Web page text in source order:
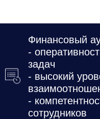
Финансовый
-
задач
- высокий
-
сотрудников